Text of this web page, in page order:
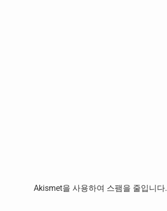
Akismet을 사용하여 스팸을 줄입니다.